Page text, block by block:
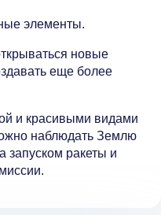
элементы.
новые
еще более
и красивыми видами
наблюдать Землю
запуском ракеты и